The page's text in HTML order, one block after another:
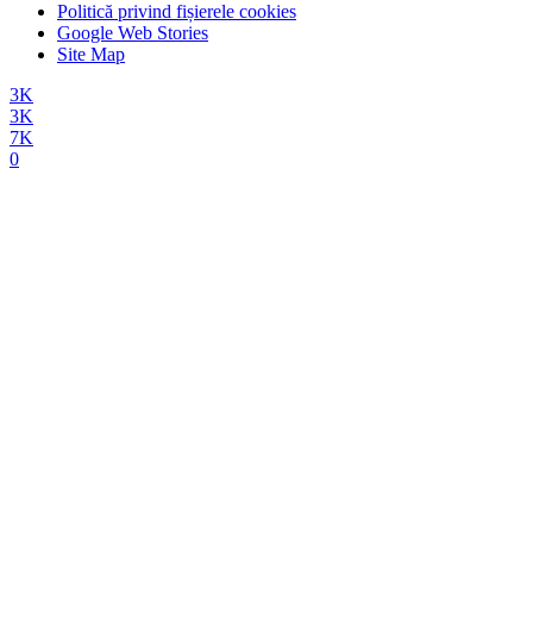
Politică privind fișierele cookies
Google Web Stories
Site Map
3K
3K
7K
0